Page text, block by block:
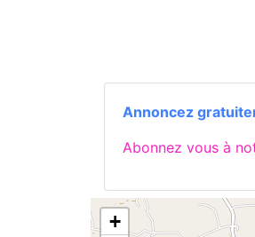
Annoncez
Abonnez vous à
+